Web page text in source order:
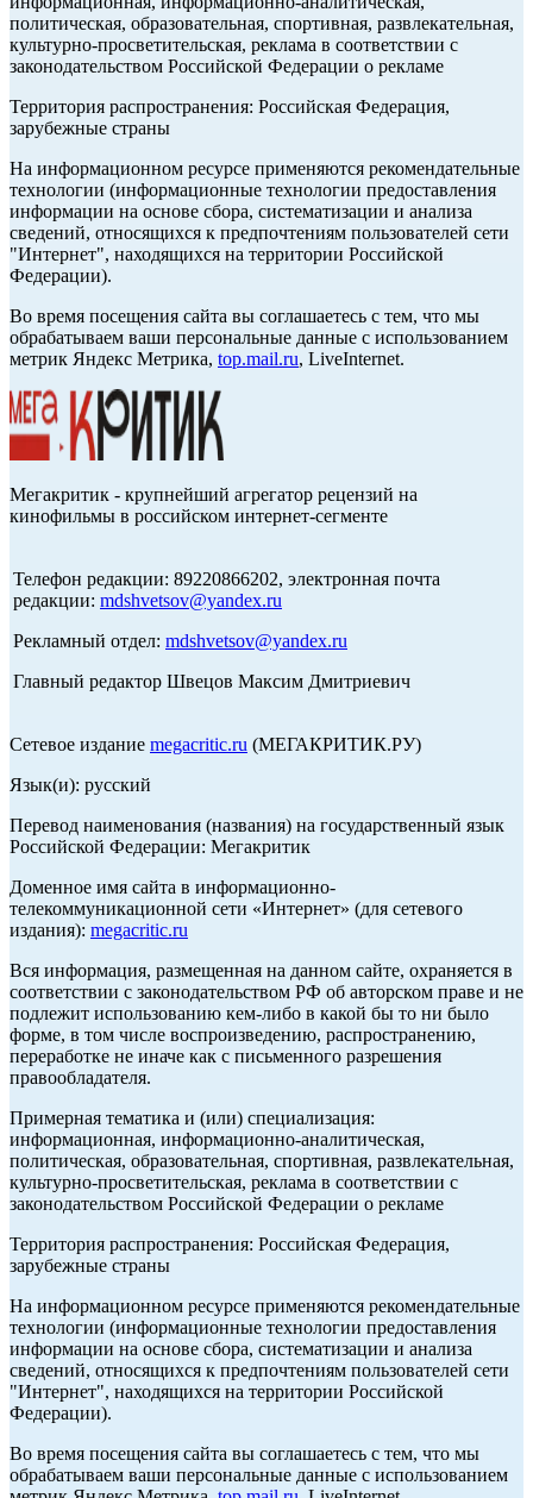
политическая, образовательная, спортивная, развлекательная,
культурно-просветительская, реклама в соответствии с
законодательством Российской Федерации о рекламе
Территория распространения: Российская Федерация,
зарубежные страны
На информационном ресурсе применяются рекомендательные
технологии (информационные технологии предоставления
информации на основе сбора, систематизации и анализа
сведений, относящихся к предпочтениям пользователей сети
"Интернет", находящихся на территории Российской
Федерации).
Во время посещения сайта вы соглашаетесь с тем, что мы
обрабатываем ваши персональные данные с использованием
метрик Яндекс Метрика, top.mail.ru, LiveInternet.
Мегакритик - крупнейший агрегатор рецензий на
кинофильмы в российском интернет-сегменте
Телефон редакции: 89220866202, электронная почта
редакции: mdshvetsov@yandex.ru
Рекламный отдел: mdshvetsov@yandex.ru
Главный редактор Швецов Максим Дмитриевич
Сетевое издание megacritic.ru (МЕГАКРИТИК.РУ)
Язык(и): русский
Перевод наименования (названия) на государственный язык
Российской Федерации: Мегакритик
Доменное имя сайта в информационно-
телекоммуникационной сети «Интернет» (для сетевого
издания): megacritic.ru
Вся информация, размещенная на данном сайте, охраняется в
соответствии с законодательством РФ об авторском праве и не
подлежит использованию кем-либо в какой бы то ни было
форме, в том числе воспроизведению, распространению,
переработке не иначе как с письменного разрешения
правообладателя.
Примерная тематика и (или) специализация:
информационная, информационно-аналитическая,
политическая, образовательная, спортивная, развлекательная,
культурно-просветительская, реклама в соответствии с
законодательством Российской Федерации о рекламе
Территория распространения: Российская Федерация,
зарубежные страны
На информационном ресурсе применяются рекомендательные
технологии (информационные технологии предоставления
информации на основе сбора, систематизации и анализа
сведений, относящихся к предпочтениям пользователей сети
"Интернет", находящихся на территории Российской
Федерации).
Во время посещения сайта вы соглашаетесь с тем, что мы
обрабатываем ваши персональные данные с использованием